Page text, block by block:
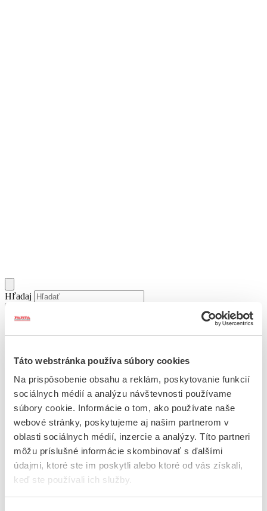
Táto webstránka používa súbory cookies
Na prispôsobenie obsahu a reklám, poskytovanie funkcií
sociálnych médií a analýzu návštevnosti používame
súbory cookie. Informácie o tom, ako používate naše
webové stránky, poskytujeme aj našim partnerom v
oblasti sociálnych médií, inzercie a analýzy. Títo partneri
môžu príslušné informácie skombinovať s ďalšími
údajmi, ktoré ste im poskytli alebo ktoré od vás získali,
keď ste používali ich služby.
Hľadaj
Profil
0
Košík
Domov
E-shop
Výpredaj
Výroba krojov
O nás